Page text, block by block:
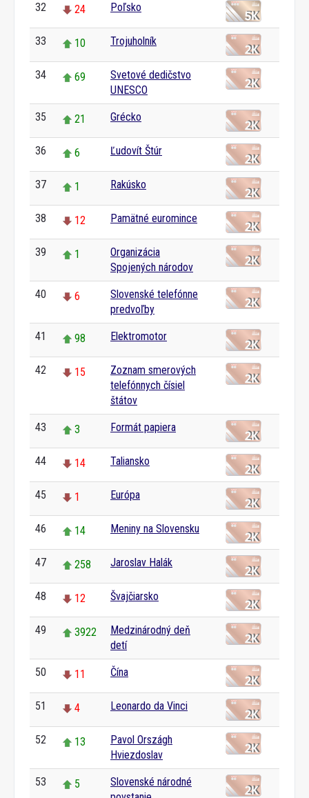
32 24 Poľsko
33 10 Trojuholník
34 69
Svetové dedičstvo
UNESCO
35 21 Grécko
36 6 Ľudovít Štúr
37 1 Rakúsko
38 12 Pamätné euromince
39 1
Organizácia
Spojených národov
40 6
Slovenské telefónne
predvoľby
41 98 Elektromotor
42 15
Zoznam smerových
telefónnych čísiel
štátov
43 3 Formát papiera
44 14 Taliansko
45 1 Európa
46 14 Meniny na Slovensku
47 258 Jaroslav Halák
48 12 Švajčiarsko
49 3922
Medzinárodný deň
detí
50 11 Čína
51 4 Leonardo da Vinci
52 13
Pavol Országh
Hviezdoslav
53 5
Slovenské národné